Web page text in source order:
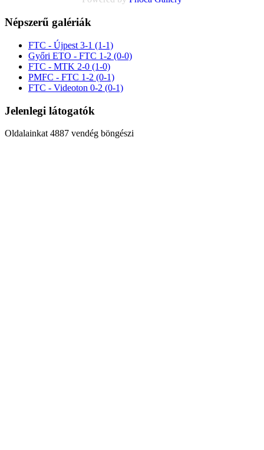
Népszerű galériák
FTC - Újpest 3-1 (1-1)
Győri ETO - FTC 1-2 (0-0)
FTC - MTK 2-0 (1-0)
PMFC - FTC 1-2 (0-1)
FTC - Videoton 0-2 (0-1)
Jelenlegi látogatók
Oldalainkat 4887 vendég böngészi